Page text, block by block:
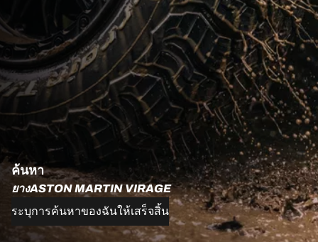
ค้นหา
ยางASTON MARTIN VIRAGE
ระบุการค้นหาของฉันให้เสร็จสิ้น